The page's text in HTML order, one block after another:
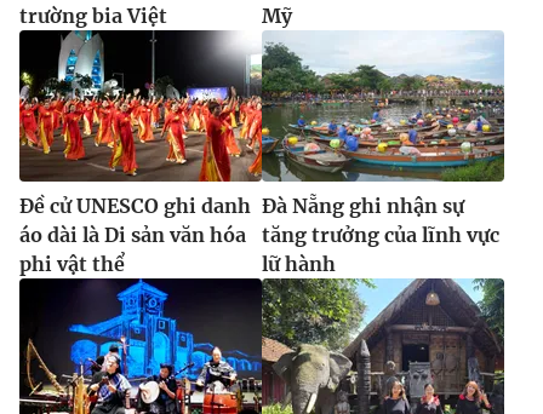
trường bia Việt
Mỹ
Đề cử UNESCO ghi danh
áo dài là Di sản văn hóa
phi vật thể
Đà Nẵng ghi nhận sự
tăng trưởng của lĩnh vực
lữ hành